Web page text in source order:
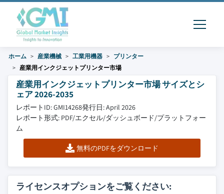
ホーム 産業機械 工業用機器
プリンター
産業用インクジェットプリンター市場
産業用インクジェットプリンター市場 サイズとシ
ェア 2026-2035
レポートID: GMI14268発行日: April 2026
レポート形式: PDF/エクセル/ダッシュボード/プラットフォー
ム
無料のPDFをダウンロード
ライセンスオプションをご覧ください: